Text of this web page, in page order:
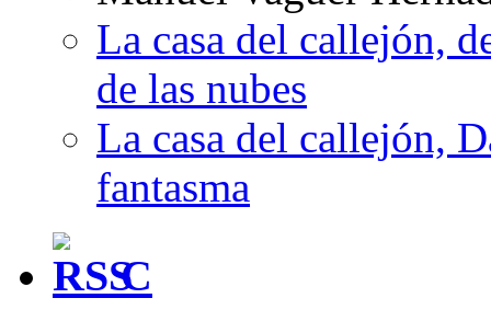
La casa del callejón,
de las nubes
La casa del callejón,
fantasma
C